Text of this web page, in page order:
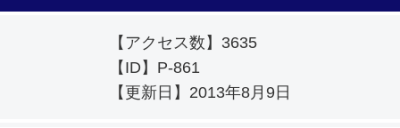
【アクセス数】 3635
【ID】 P-861
【更新日】 2013年8月9日